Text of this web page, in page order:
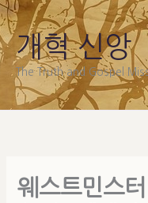
Skip
to
content
개혁 신앙
The Truth and Gospel
웨스트민스